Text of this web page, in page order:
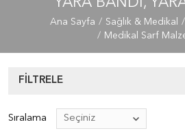
Ana Sayfa Sağlık & Medikal
Medikal Sarf
FILTRELE
Sıralama